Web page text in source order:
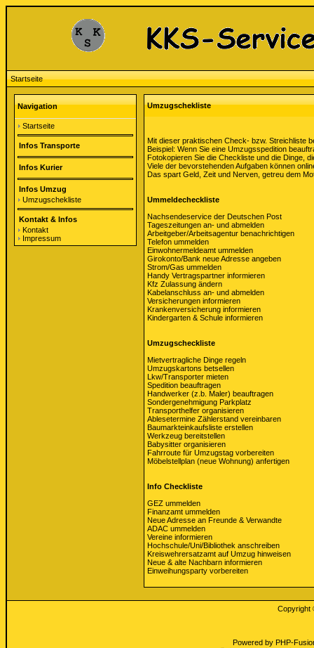
Startseite
Navigation
Startseite
Infos Transporte
Infos Kurier
Infos Umzug
Umzugschekliste
Kontakt & Infos
Kontakt
Impressum
Umzugschekliste
Mit dieser praktischen Check- bzw. Streichliste
Beispiel: Wenn Sie eine Umzugsspedition
Fotokopieren Sie die Checkliste und die Dinge,
Viele der bevorstehenden Aufgaben können
Das spart Geld, Zeit und Nerven, getreu dem
Ummeldecheckliste
Nachsendeservice der Deutschen Post
Tageszeitungen an- und abmelden
Arbeitgeber/Arbeitsagentur benachrichtigen
Telefon ummelden
Einwohnermeldeamt ummelden
Girokonto/Bank neue Adresse angeben
Strom/Gas ummelden
Handy Vertragspartner informieren
Kfz Zulassung ändern
Kabelanschluss an- und abmelden
Versicherungen informieren
Krankenversicherung informieren
Kindergarten & Schule informieren
Umzugscheckliste
Mietvertragliche Dinge regeln
Umzugskartons betsellen
Lkw/Transporter mieten
Spedition beauftragen
Handwerker (z.b. Maler) beauftragen
Sondergenehmigung Parkplatz
Transporthelfer organisieren
Ablesetermine Zählerstand vereinbaren
Baumarkteinkaufsliste erstellen
Werkzeug bereitstellen
Babysitter organisieren
Fahrroute für Umzugstag vorbereiten
Möbelstellplan (neue Wohnung) anfertigen
Info Checkliste
GEZ ummelden
Finanzamt ummelden
Neue Adresse an Freunde & Verwandte
ADAC ummelden
Vereine informieren
Hochschule/Uni/Bibliothek anschreiben
Kreiswehrersatzamt auf Umzug hinweisen
Neue & alte Nachbarn informieren
Einweihungsparty vorbereiten
Copyright
Powered by PHP-